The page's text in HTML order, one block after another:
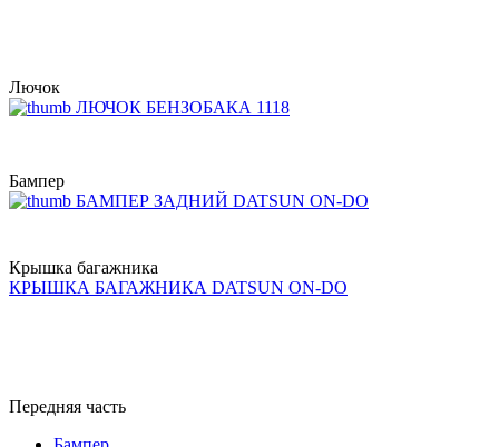
Лючок
ЛЮЧОК БЕНЗОБАКА 1118
Бампер
БАМПЕР ЗАДНИЙ DATSUN ON-DO
Крышка багажника
КРЫШКА БАГАЖНИКА DATSUN ON-DO
Передняя часть